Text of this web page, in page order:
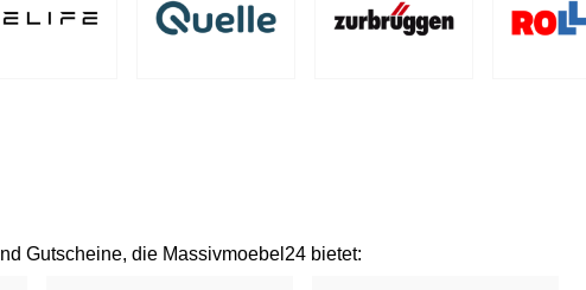
Gutscheine, die Massivmoebel24 bietet: